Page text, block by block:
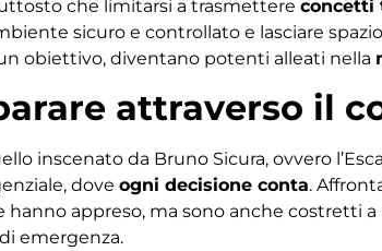
che limitarsi a trasmettere concetti
sicuro e controllato e lasciare
obiettivo, diventano potenti alleati nella
attraverso il
inscenato da Bruno Sicura, ovvero
dove ogni decisione conta.
appreso, ma sono anche costretti
emergenza.